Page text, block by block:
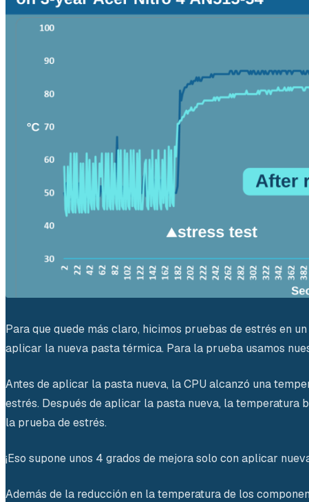
Para que quede más claro, hicimos pruebas de estrés en
aplicar la nueva pasta térmica. Para la prueba usamos
Antes de aplicar la pasta nueva, la CPU alcanzó una
estrés. Después de aplicar la pasta nueva, la temperatura
la prueba de estrés.
¡Eso supone unos 4 grados de mejora solo con aplicar
Además de la reducción en la temperatura de los